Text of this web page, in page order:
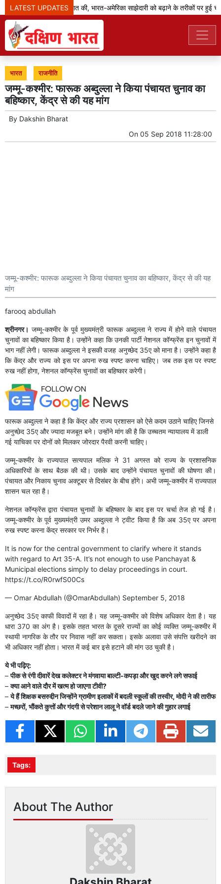
LATEST UPDATES
जेडी वेंस ने मोदी से बात की, भारत-अमेरिका साझेदारी को बढ़ाने के तरीकों पर हुई चर्चा
भारत राजनीति
जम्मू-कश्मीर: फारूक अब्दुल्ला ने किया पंचायत चुनाव का
बहिष्कार, केंद्र से की यह मांग
By Dakshin Bharat
On 05 Sep 2018 11:28:00
जम्मू-कश्मीर: फारूक अब्दुल्ला ने किया पंचायत चुनाव का बहिष्कार, केंद्र से की यह
मांग
farooq abdullah
श्रीनगर। जम्मू-कश्मीर के पूर्व मुख्यमंत्री फारूक अब्दुल्ला ने राज्य में होने वाले पंचायत
चुनावों का बहिष्कार किया है। उन्होंने कहा कि उनकी पार्टी नेशनल कॉन्फ्रेंस इन चुनावों में
भाग नहीं लेगी। फारूक अब्दुल्ला ने इसकी वजह अनुच्छेद 35ए को माना है। उन्होंने कहा है
कि केंद्र और राज्य को इस पर अपना रुख स्पष्ट करना चाहिए। जब तक इस पर स्पष्ट
रुख नहीं होगा, नेशनल कॉन्फ्रेंस चुनावों का बहिष्कार करेगी।
फारूक अब्दुल्ला ने कहा है कि केंद्र और राज्य प्रशासन को ऐसे कदम उठाने चाहिए जिनसे
अनुच्छेद 35ए और ज्यादा मजबूत बने। उन्होंने मांग की है कि उच्चतम न्यायालय में डाली
गई याचिका पर दोनों को मिलकर जोरदार पैरवी करनी चाहिए।
जम्मू-कश्मीर के राज्यपाल सत्यपाल मलिक ने 31 अगस्त को राज्य के प्रशासनिक
अधिकारियों के साथ बैठक की थी। उसके बाद उन्होंने पंचायत चुनावों की घोषणा की।
पंचायत और निकाय चुनाव अक्टूबर से दिसंबर के बीच होंगे। अभी जम्मू-कश्मीर में राज्यपाल
शासन चल रहा है।
नेशनल कॉन्फ्रेंस द्वारा पंचायत चुनावों के बहिष्कार के बाद इस पर चर्चा तेज हो गई है।
जम्मू-कश्मीर के पूर्व मुख्यमंत्री उमर अब्दुल्ला ने ट्वीट किया है कि अब 35ए पर अपना
रुख स्पष्ट करना केंद्र सरकार पर निर्भर है।
It is now for the central government to clarify where it stands
with regard to Art 35-A. It’s not enough to use Panchayat &
Municipal elections simply to delay proceedings in court.
https://t.co/R0rwfS00Cs
— Omar Abdullah (@OmarAbdullah) September 5, 2018
अनुच्छेद 35ए काफी विवादों में रहा है। यह जम्मू-कश्मीर को विशेष अधिकार देता है। यह
धारा 370 का अंग है। इसके तहत भारत के दूसरे राज्यों का कोई व्यक्ति जम्मू-कश्मीर में
स्थायी नागरिक के तौर पर निवास नहीं कर सकता। इसके अलावा उसे संपत्ति खरीदने का
भी अधिकार नहीं होता। भारत में कई बार इसे हटाने की मांग उठ चुकी है।
ये भी पढ़िए:
–पीक से रंगी दीवारें देख कलेक्टर ने मंगवाया बाल्‍टी-कपड़ा और खुद करने लगे सफाई
–क्या आने वाले दौर में खत्म हो जाएगा टीवी?
–ये हैं शिक्षक बसरुद्दीन जिन्होंने ग्रामीण इलाकों में बदली स्कूलों की तस्वीर, मोदी ने की तारीफ
–मच्छरों, भौंकते कुत्तों और गंदगी से परेशान लालू ने वॉर्ड बदले जाने की गुहार लगाई
Tags:
About The Author